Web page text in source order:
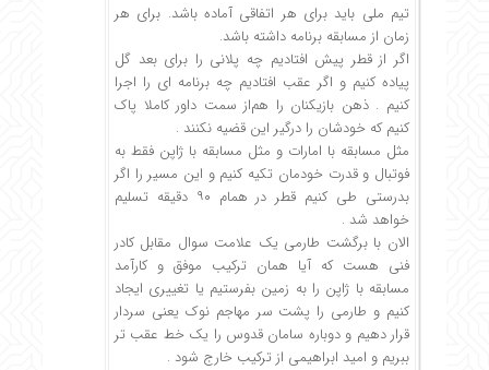
تیم ملی باید برای هر اتفاقی آماده باشد. برای هر
زمان از مسابقه برنامه داشته باشد.
اگر از قطر پیش افتادیم چه پلانی را برای بعد گل
پیاده کنیم و اگر عقب افتادیم چه برنامه ای را اجرا
کنیم . ذهن بازیکنان را هم‌از سمت داور کاملا پاک
کنیم که خودشان را درگیر این قضیه نکنند .
مثل مسابقه با امارات و مثل مسابقه با ژاپن فقط به
فوتبال و قدرت خودمان تکیه کنیم و این مسیر را اگر
بدرستی طی کنیم قطر در همام ۹۰ دقیقه تسلیم
خواهد شد .
الان با برگشت طارمی یک علامت سوال مقابل کادر
فنی هست که آیا همان ترکیب موفق و کارآمد
مسابقه با ژاپن را به زمین بفرستیم یا تغییری ایجاد
کنیم و طارمی را پشت سر مهاجم نوک یعنی سردار
قرار دهیم و دوباره سامان قدوس را یک خط عقب تر
ببریم و امید ابراهیمی از ترکیب خارج شود .